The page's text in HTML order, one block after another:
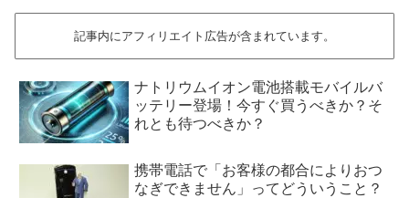
記事内にアフィリエイト広告が含まれています。
ナトリウムイオン電池搭載モバイルバ
ッテリー登場！今すぐ買うべきか？そ
れとも待つべきか？
携帯電話で「お客様の都合によりおつ
なぎできません」ってどういうこと？